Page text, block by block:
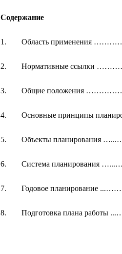
Содержание
1. Область
2. Нормативные
3. Общие положения
4. Основные принципы
5. Объекты
6. Система
7. Годовое
8. Подготовка плана